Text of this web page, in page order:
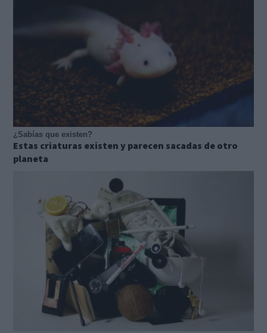
¿Sabías que existen?
Estas criaturas existen y parecen sacadas de otro
planeta